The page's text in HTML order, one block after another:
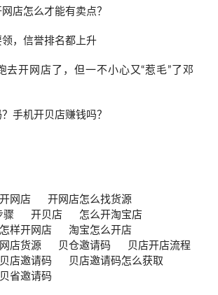
店怎么才能有卖点？
，信誉排名都上升
去开网店了，但一不小心又“惹毛”了邓
手机开贝店赚钱吗？
开网店
开网店怎么找货源
骤
开贝店
怎么开淘宝店
怎样开网店
淘宝怎么开店
网店货源 贝仓邀请码
贝店开店流程
贝店邀请码
贝店邀请码怎么获取
贝省邀请码